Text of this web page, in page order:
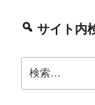
サイト内
索: